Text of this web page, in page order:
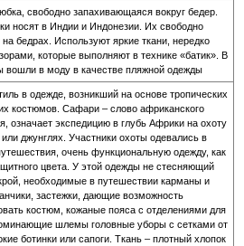
свободно запахивающаяся вокруг бедер.
носят в Индии и Индонезии. Их свободно
бедрах. Используют яркие ткани, нередко
которые выполняют в технике «батик». В
вошли в моду в качестве пляжной одежды
в одежде, возникший на основе тропических
костюмов. Сафари – слово африканского
означает экспедицию в глубь Африки на охоту
джунглях. Участники охоты одевались в
очень функциональную одежду, как
цвета. У этой одежды не стесняющий
необходимые в путешествии карманы и
застежки, дающие возможность
костюм, кожаные пояса с отделениями для
шлемы головные уборы с сетками от
ботинки или сапоги. Ткань – плотный хлопок